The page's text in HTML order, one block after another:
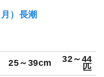
）長潮
25～39cm
32～44
匹